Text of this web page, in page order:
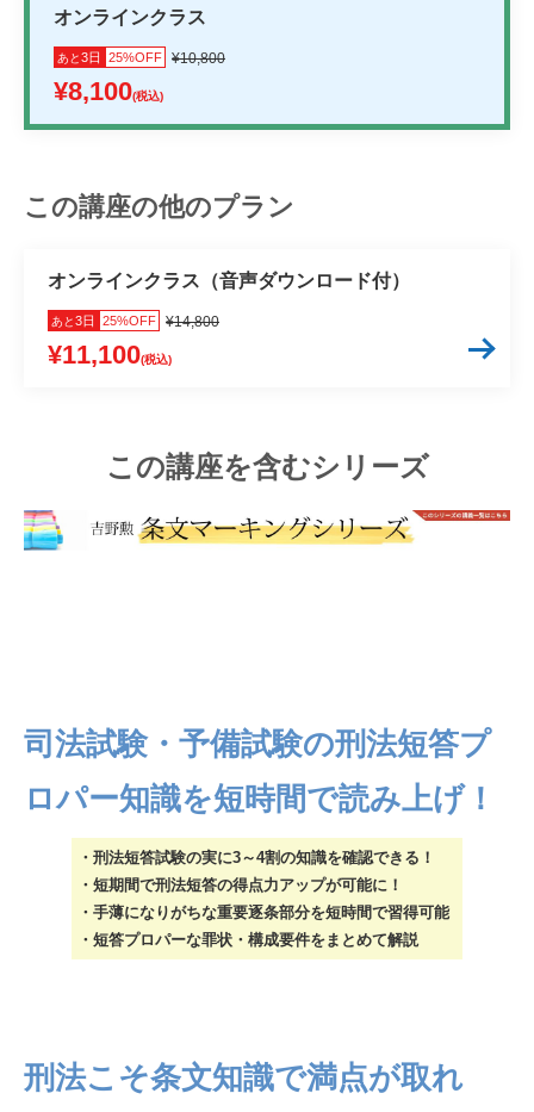
オンラインクラス
あと3日 25%OFF ¥10,800
¥8,100(税込)
この講座の他のプラン
オンラインクラス（音声ダウンロード付）
あと3日 25%OFF ¥14,800
¥11,100(税込)
この講座を含むシリーズ
司法試験・予備試験の刑法短答プ
ロパー知識を短時間で読み上げ！
・刑法短答試験の実に3～4割の知識を確認できる！
・短期間で刑法短答の得点力アップが可能に！
・手薄になりがちな重要逐条部分を短時間で習得可能
・短答プロパーな罪状・構成要件をまとめて解説
刑法こそ条文知識で満点が取れ